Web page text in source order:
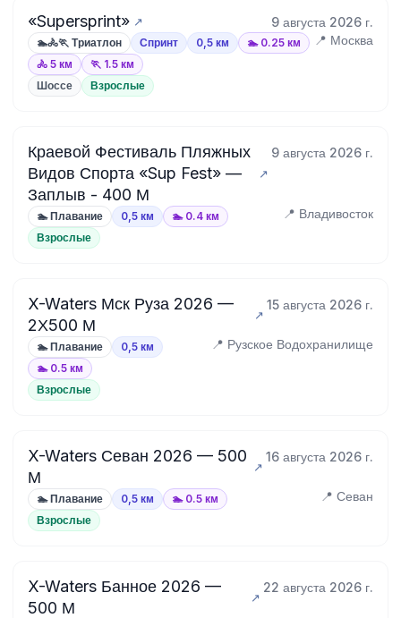
«Supersprint» 9 августа 2026 г.
🏊🚴🏃 Триатлон Спринт 0,5 км
🏊 0.25 км
🚴 5 км
🏃 1.5 км
📍 Москва
Шоссе Взрослые
Краевой Фестиваль Пляжных
Видов Спорта «Sup Fest» —
Заплыв - 400 М
9 августа 2026 г.
🏊 Плавание 0,5 км 🏊 0.4 км 📍 Владивосток
Взрослые
X-Waters Мск Руза 2026 —
2Х500 М
15 августа 2026 г.
🏊 Плавание
0,5 км
🏊 0.5 км
📍 Рузское Водохранилище
Взрослые
X-Waters Севан 2026 — 500
М
16 августа 2026 г.
🏊 Плавание 0,5 км 🏊 0.5 км 📍 Севан
Взрослые
X-Waters Банное 2026 —
500 М
22 августа 2026 г.